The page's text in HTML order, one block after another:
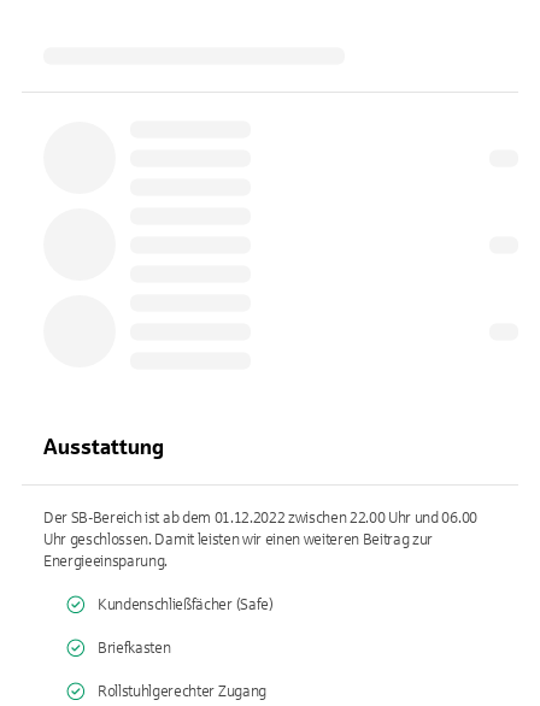
Ausstattung
Der SB-Bereich ist ab dem 01.12.2022 zwischen 22.00 Uhr und 06.00
Uhr geschlossen. Damit leisten wir einen weiteren Beitrag zur
Energieeinsparung.
Kundenschließfächer (Safe)
Briefkasten
Rollstuhlgerechter Zugang